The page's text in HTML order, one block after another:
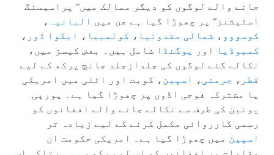
جانے والے لوگوں کو دیگر ممالک میں'' پراسیسنگ
اسٹیشنز'' پر چھوڑا گیا ہے جن میں البانیہ ،
کوسووو ، شمالی مقدونیا ، کولمبیا ، ایکوا ڈور ،
کمبوڈیا
اور يوگنڈا شامل ہیں۔ بعض کیسز میں،
نکالے گئے لوگوں کی جلدازجلد جانچ پرکھ کے لیے
قطر ، جرمنی ، اسپین ، کویت اور اٹلی میں امریکی
یا مشترکہ فوجی اڈوں پر چھوڑا گیا ہے۔ یورپی
یونین کی طرف سے نکالے جانے والے افغانوں کو
رسمی کارروائی مکمل کرنے کے لیے زیادہ تر
اسپین میں چھوڑا گیا ہے۔ امریکی حکومت ان